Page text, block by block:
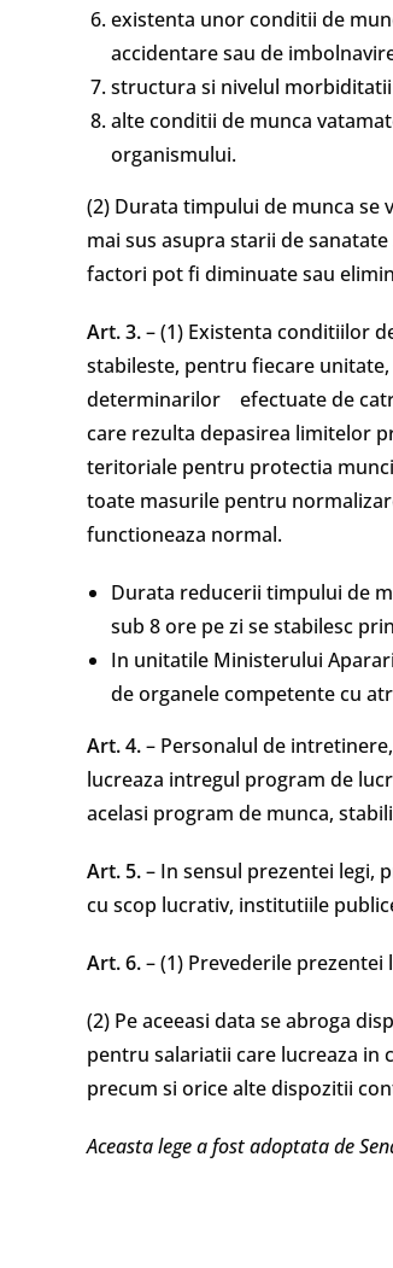
existenta unor conditii de
accidentare sau de
structura si nivelul
alte conditii de munca
organismului.
(2) Durata timpului de munca se
mai sus asupra starii de
factori pot fi diminuate sau
Art. 3.– (1) Existenta conditiilor
stabileste, pentru fiecare
determinarilor efectuate de
care rezulta depasirea limitelor
teritoriale pentru protectia
toate masurile pentru
functioneaza normal.
Durata reducerii timpului de
sub 8 ore pe zi se stabilesc
In unitatile Ministerului
de organele competente cu
Art. 4.– Personalul de
lucreaza intregul program de
acelasi program de munca,
Art. 5.– In sensul prezentei legi,
cu scop lucrativ, institutiile
Art. 6.– (1) Prevederile
(2) Pe aceeasi data se abroga
pentru salariatii care lucreaza in
precum si orice alte dispozitii
Aceasta lege a fost adoptata de